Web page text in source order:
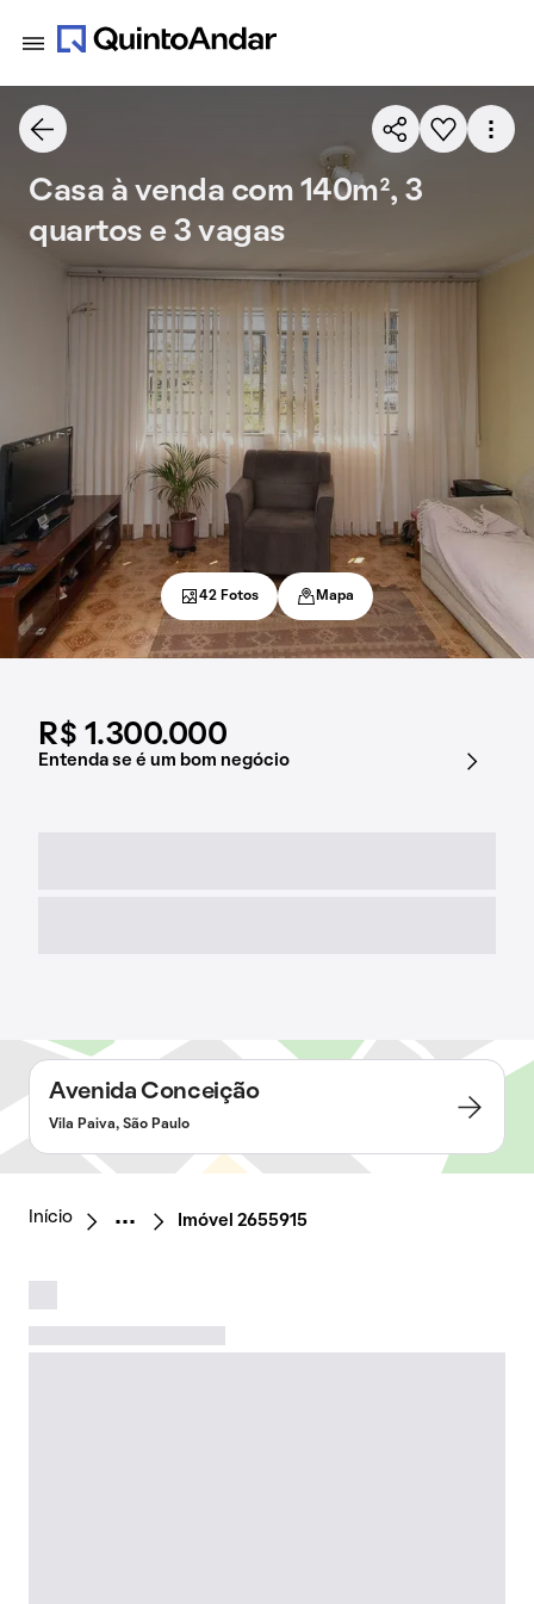
R$ 1.300.000
Entenda se é um bom negócio
Casa à venda com 140m², 3
quartos e 3 vagas
42 Fotos Mapa
Avenida Conceição
Vila Paiva, São Paulo
Início Imóvel 2655915